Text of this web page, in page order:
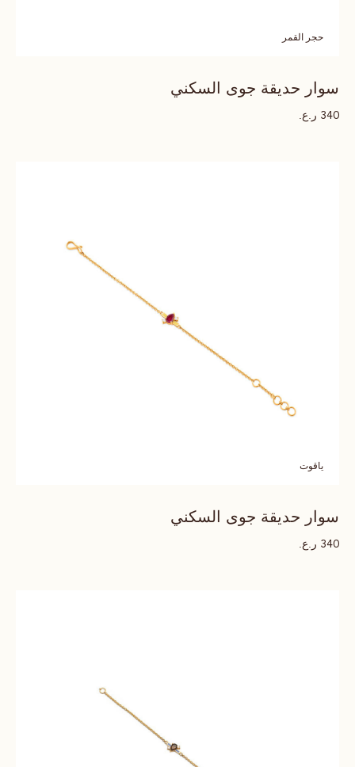
حجر القمر
سوار حديقة جوى السكني
340 ر.ع.
ياقوت
سوار حديقة جوى السكني
340 ر.ع.